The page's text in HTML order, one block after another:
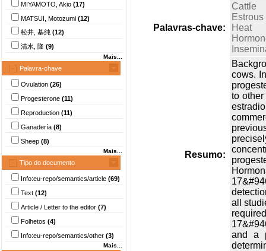
MIYAMOTO, Akio (17)
MATSUI, Motozumi (12)
松井, 基純 (12)
清水, 隆 (9)
Mais...
Palavra-chave
Ovulation (26)
Progesterone (11)
Reproduction (11)
Ganadería (8)
Sheep (8)
Mais...
Tipo do documento
Info:eu-repo/semantics/article (69)
Text (12)
Article / Letter to the editor (7)
Folhetos (4)
Info:eu-repo/semantics/other (3)
Mais...
Palavras-chave:
Cattle
Estrous
Heat
Resumo:
cows.
to
all
and a